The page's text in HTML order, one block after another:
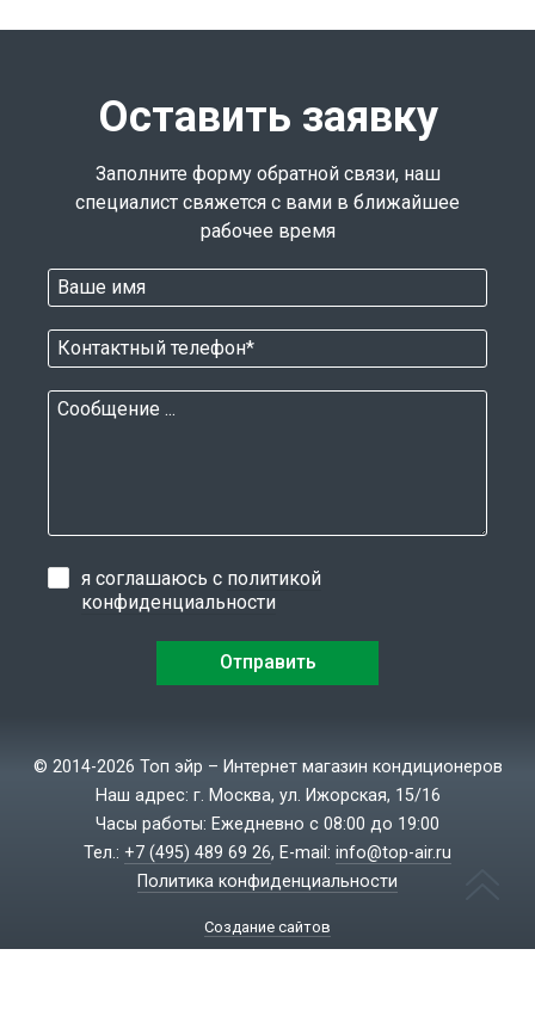
Оставить заявку
Заполните форму обратной связи, наш
специалист свяжется с вами в ближайшее
рабочее время
я соглашаюсь с политикой
конфиденциальности
© 2014-2026 Топ эйр – Интернет магазин кондиционеров
Наш адрес: г. Москва, ул. Ижорская, 15/16
Часы работы: Ежедневно с 08:00 до 19:00
Тел.: +7 (495) 489 69 26, E-mail: info@top-air.ru
Политика конфиденциальности
Создание сайтов